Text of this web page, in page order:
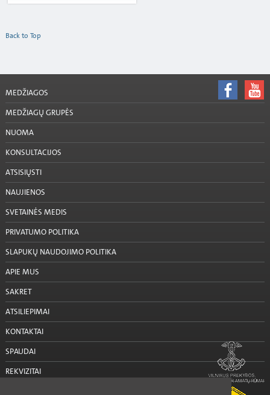
Back to Top
MEDŽIAGOS
MEDŽIAGŲ GRUPĖS
NUOMA
KONSULTACIJOS
ATSISIŲSTI
NAUJIENOS
SVETAINĖS MEDIS
PRIVATUMO POLITIKA
SLAPUKŲ NAUDOJIMO POLITIKA
APIE MUS
SAKRET
ATSILIEPIMAI
KONTAKTAI
SPAUDAI
REKVIZITAI